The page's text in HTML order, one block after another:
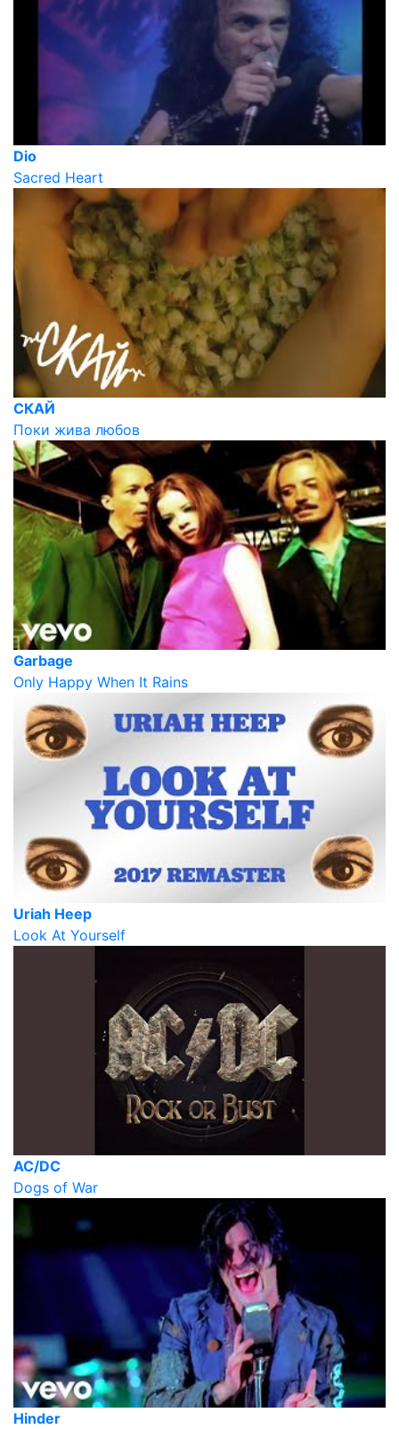
Dio
Sacred Heart
СКАЙ
Поки жива любов
Garbage
Only Happy When It Rains
Uriah Heep
Look At Yourself
AC/DC
Dogs of War
Hinder